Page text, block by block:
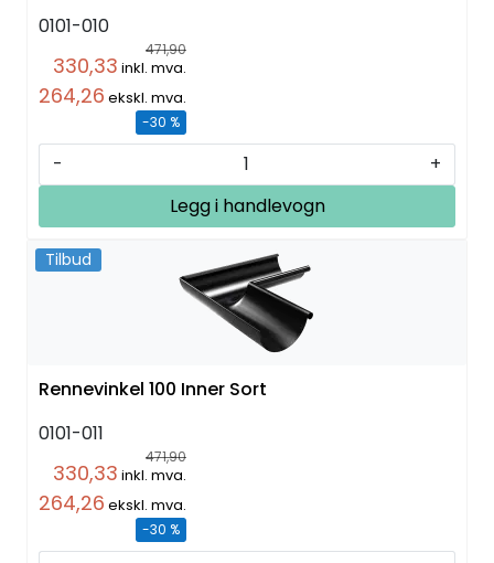
0101-010
471,90
330,33 inkl. mva.
264,26 ekskl. mva.
-30 %
-
+
Legg i handlevogn
Tilbud
Rennevinkel 100 Inner Sort
0101-011
471,90
330,33 inkl. mva.
264,26 ekskl. mva.
-30 %